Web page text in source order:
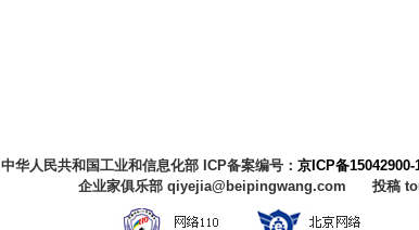
中华人民共和国工业和信息化部 ICP备案编号： 京ICP备15042900-
企业家俱乐部 qiyejia@beipingwang.com 投